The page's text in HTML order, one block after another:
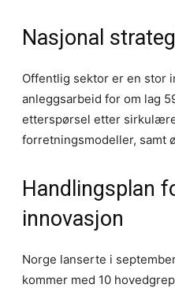
Nasjonal
Offentlig sektor er en stor
anleggsarbeid for om lag
etterspørsel etter
forretningsmodeller, samt
Handlingsplan
innovasjon
Norge lanserte i
kommer med 10